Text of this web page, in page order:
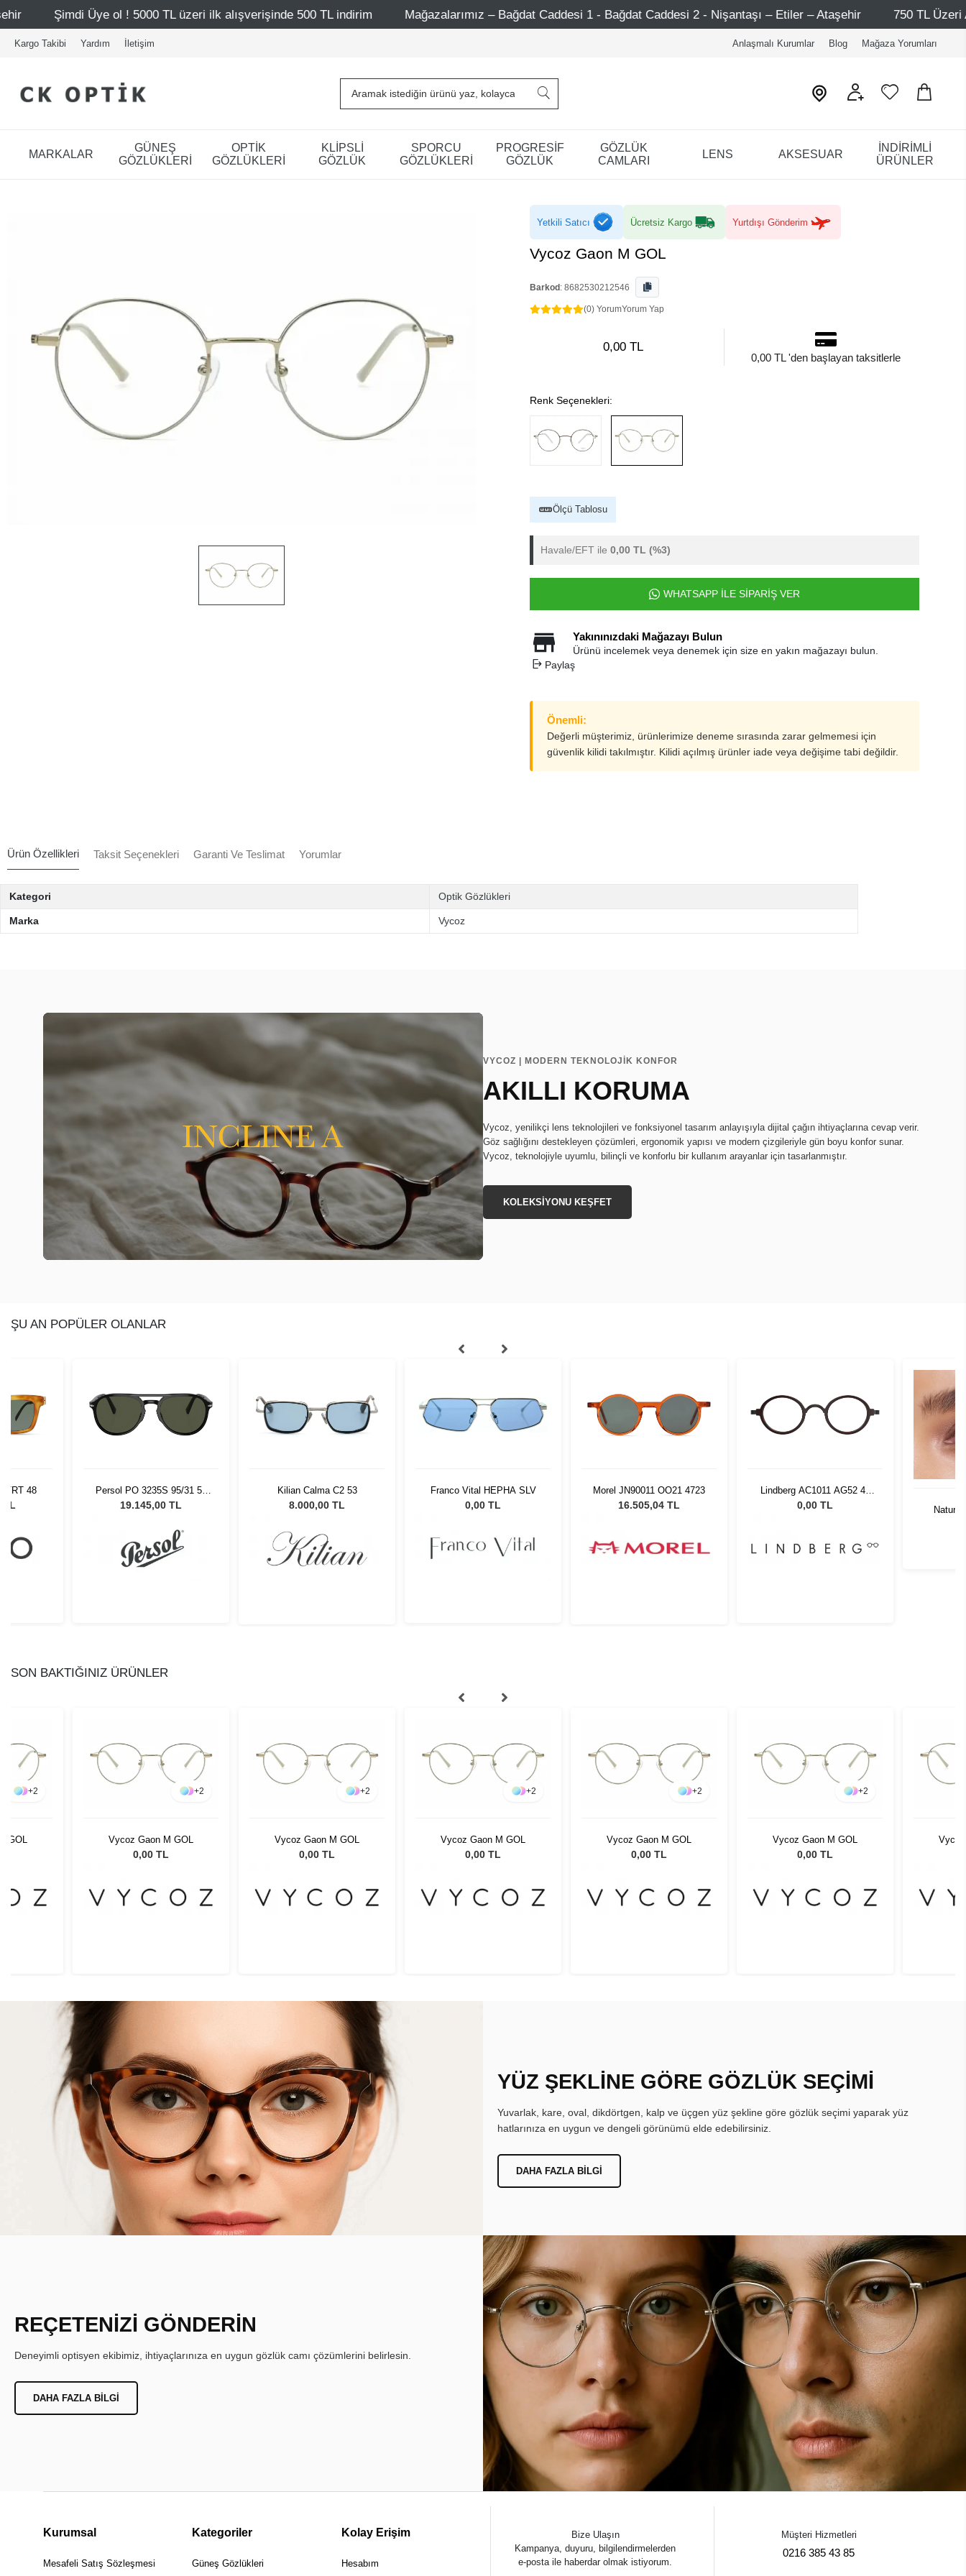
ol ! 5000 TL üzeri ilk alışverişinde 500 TL indirim Mağazalarımız – Bağdat Caddesi 1 - Bağdat Caddesi 2 - Nişantaşı – Etiler – Ataşehir 750 TL Üzeri Alışverişlerde -
Kargo Takibi Yardım İletişim Anlaşmalı Kurumlar Blog Mağaza Yorumları
MARKALAR
GÜNEŞ
GÖZLÜKLERİ
OPTİK
GÖZLÜKLERİ
KLİPSLİ
GÖZLÜK
SPORCU
GÖZLÜKLERİ
PROGRESİF
GÖZLÜK
GÖZLÜK
CAMLARI
LENS AKSESUAR
İNDİRİMLİ
ÜRÜNLER
Yetkili Satıcı Ücretsiz Kargo Yurtdışı Gönderim
Vycoz Gaon M GOL
Barkod : 8682530212546
(0) YorumYorum Yap
0,00 TL
0,00 TL 'den başlayan taksitlerle
Renk Seçenekleri:
Ölçü Tablosu
Havale/EFT ile 0,00 TL (%3)
WHATSAPP İLE SİPARİŞ VER
Yakınınızdaki Mağazayı Bulun
Ürünü incelemek veya denemek için size en yakın mağazayı bulun.
Paylaş
Önemli:
Değerli müşterimiz, ürünlerimize deneme sırasında zarar gelmemesi için
güvenlik kilidi takılmıştır. Kilidi açılmış ürünler iade veya değişime tabi değildir.
Ürün Özellikleri Taksit Seçenekleri Garanti Ve Teslimat Yorumlar
Kategori Optik Gözlükleri
Marka Vycoz
VYCOZ | MODERN TEKNOLOJİK KONFOR
AKILLI KORUMA
Vycoz, yenilikçi lens teknolojileri ve fonksiyonel tasarım anlayışıyla dijital çağın ihtiyaçlarına cevap verir.
Göz sağlığını destekleyen çözümleri, ergonomik yapısı ve modern çizgileriyle gün boyu konfor sunar.
Vycoz, teknolojiyle uyumlu, bilinçli ve konforlu bir kullanım arayanlar için tasarlanmıştır.
KOLEKSİYONU KEŞFET
ŞU AN POPÜLER OLANLAR
31 55
TL
Kilian Calma C2 53
8.000,00 TL
Franco Vital HEPHA SLV
0,00 TL
Morel JN90011 OO21 4723
16.505,04 TL
Lindberg AC1011 AG52 42
135
0,00 TL Natural Colors Quartzo
SON BAKTIĞINIZ ÜRÜNLER
+2
GOL
+2
Vycoz Gaon M GOL
0,00 TL
+2
Vycoz Gaon M GOL
0,00 TL
+2
Vycoz Gaon M GOL
0,00 TL
+2
Vycoz Gaon M GOL
0,00 TL
+2
Vycoz Gaon M GOL
0,00 TL
YÜZ ŞEKLİNE GÖRE GÖZLÜK SEÇİMİ
Yuvarlak, kare, oval, dikdörtgen, kalp ve üçgen yüz şekline göre gözlük seçimi yaparak yüz
hatlarınıza en uygun ve dengeli görünümü elde edebilirsiniz.
DAHA FAZLA BILGI
REÇETENİZİ GÖNDERİN
Deneyimli optisyen ekibimiz, ihtiyaçlarınıza en uygun gözlük camı çözümlerini belirlesin.
DAHA FAZLA BILGI
Kurumsal
Mesafeli Satış Sözleşmesi
Kategoriler
Güneş Gözlükleri
Kolay Erişim
Hesabım
Bize Ulaşın
Kampanya, duyuru, bilgilendirmelerden
e-posta ile haberdar olmak istiyorum.
Müşteri Hizmetleri
0216 385 43 85